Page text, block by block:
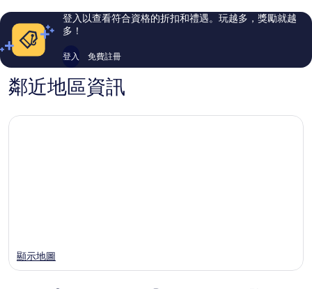
評
論
評
論
登入以查看符合資格的折扣和禮遇。玩越多，獎勵就越
多！
登入 免費註冊
鄰近地區資訊
顯示地圖